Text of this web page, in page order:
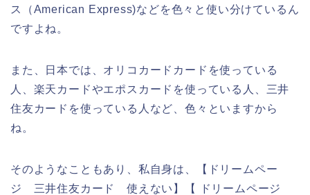
ス（American Express)などを色々と使い分けているん
ですよね。
また、日本では、オリコカードカードを使っている
人、楽天カードやエポスカードを使っている人、三井
住友カードを使っている人など、色々といますから
ね。
そのようなこともあり、私自身は、【ドリームペー
ジ 三井住友カード 使えない】【 ドリームページ